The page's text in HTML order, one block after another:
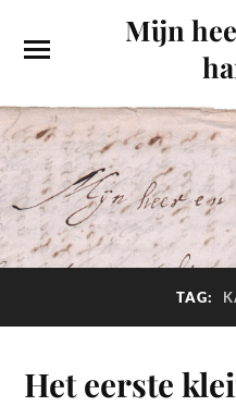
Mijn
TAG:
Het eerste